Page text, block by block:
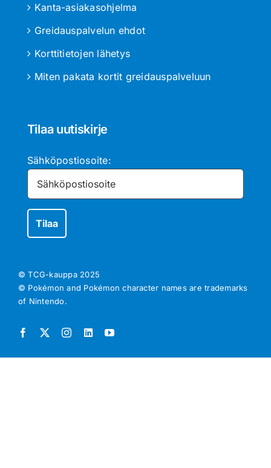
Kanta-asiakasohjelma
Greidauspalvelun ehdot
Korttitietojen lähetys
Miten pakata kortit greidauspalveluun
Tilaa uutiskirje
Sähköpostiosoite:
© TCG-kauppa 2025
© Pokémon and Pokémon character names are trademarks
of Nintendo.